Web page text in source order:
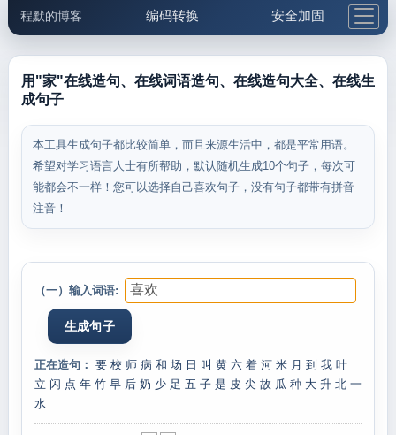
程默的博客 编码转换 安全加固
邮件工具 生活便民 更多工具
用"家"在线造句、在线词语造句、在线造句大全、在线生
成句子
本工具生成句子都比较简单，而且来源生活中，都是平常用语。
希望对学习语言人士有所帮助，默认随机生成10个句子，每次可
能都会不一样！您可以选择自己喜欢句子，没有句子都带有拼音
注音！
（一）输入词语:
正在造句： 要 校 师 病 和 场 日 叫 黄 六 着 河 米 月 到 我 叶
立 闪 点 年 竹 早 后 奶 少 足 五 子 是 皮 尖 故 瓜 种 大 升 北 一
水